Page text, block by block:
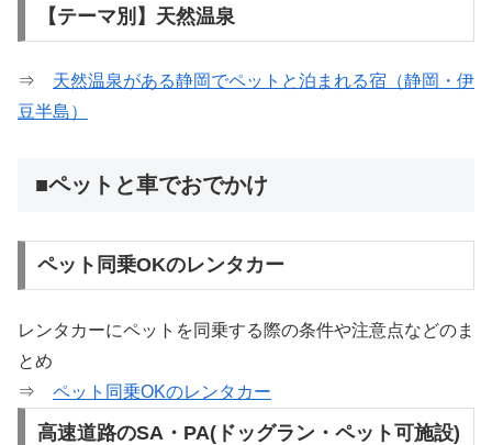
【テーマ別】天然温泉
⇒ 天然温泉がある静岡でペットと泊まれる宿（静岡・伊
豆半島）
■ペットと車でおでかけ
ペット同乗OKのレンタカー
レンタカーにペットを同乗する際の条件や注意点などのま
とめ
⇒ ペット同乗OKのレンタカー
高速道路のSA・PA(ドッグラン・ペット可施設)